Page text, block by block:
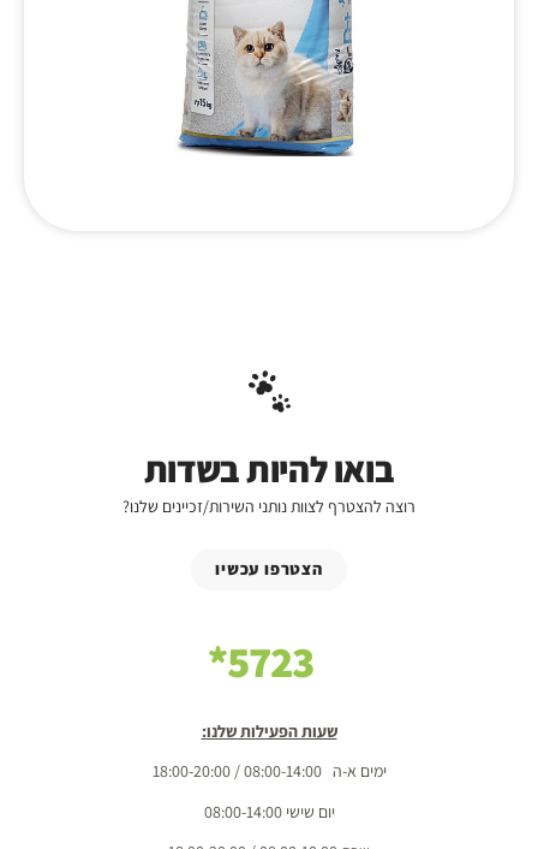
בואו להיות בשדות
רוצה להצטרף לצוות נותני השירות/זכיינים שלנו?
הצטרפו עכשיו
5723*
שעות הפעילות שלנו:
ימים א-ה 08:00-14:00 / 18:00-20:00
יום שישי 08:00-14:00